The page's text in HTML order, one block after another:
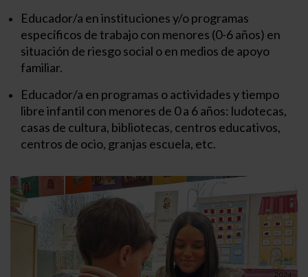
Educador/a en instituciones y/o programas
específicos de trabajo con menores (0-6 años) en
situación de riesgo social o en medios de apoyo
familiar.
Educador/a en programas o actividades y tiempo
libre infantil con menores de 0 a 6 años: ludotecas,
casas de cultura, bibliotecas, centros educativos,
centros de ocio, granjas escuela, etc.